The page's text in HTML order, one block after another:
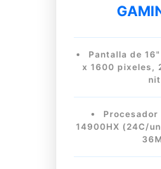
Pantalla de
x 1600 pixeles,
14900HX (24C/